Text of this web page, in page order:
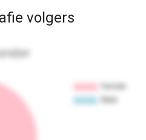
volgers